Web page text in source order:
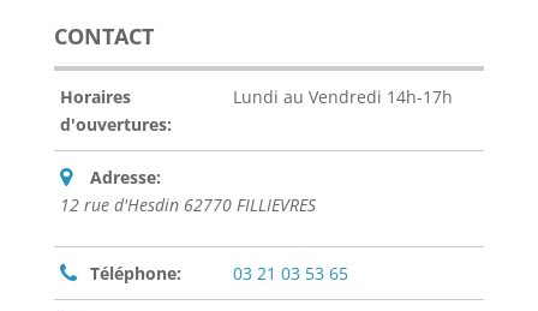
CONTACT
Horaires
d'ouvertures:
Lundi au Vendredi 14h-17h
Adresse:
12 rue d'Hesdin 62770 FILLIEVRES
Téléphone: 03 21 03 53 65